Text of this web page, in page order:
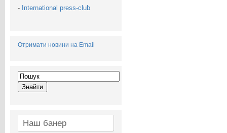
- International press-club
Отримати новини на Email
Наш банер